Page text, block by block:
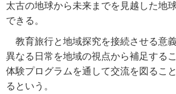
太古の地球から未来までを見越した地
できる。
教育旅行と地域探究を接続させる意
異なる日常を地域の視点から補足する
体験プログラムを通して交流を図るこ
るという。